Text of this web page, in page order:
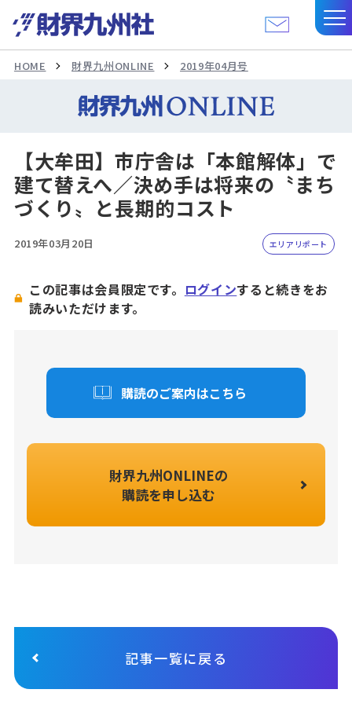
HOME 財界九州ONLINE 2019年04月号
【大牟田】市庁舎は「本館解体」で
建て替えへ／決め手は将来の〝まち
づくり〟と長期的コスト
2019年03月20日 エリアリポート
この記事は会員限定です。 ログインすると続きをお
読みいただけます。
購読のご案内はこちら
財界九州ONLINEの
購読を申し込む
記事一覧に戻る